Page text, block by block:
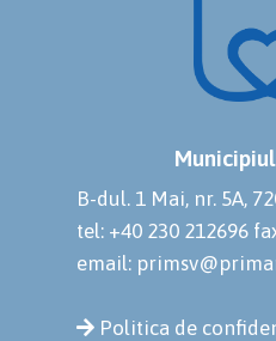
B-dul. 1 Mai, nr. 5A,
tel: +40 230 212696
email:
Politica de